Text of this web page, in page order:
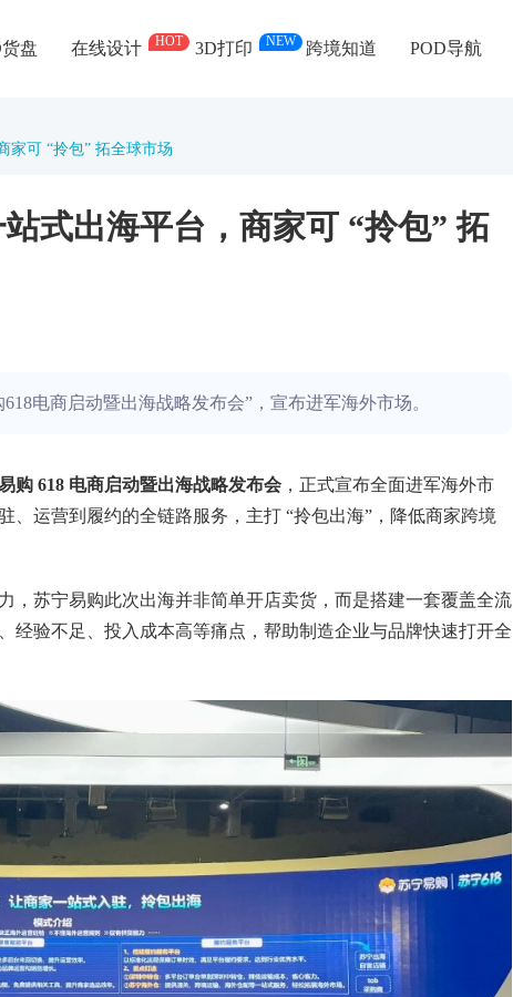
盘 在线设计 HOT 3D打印 NEW 跨境知道 POD导航
家可 “拎包” 拓全球市场
式出海平台，商家可 “拎包” 拓
电商启动暨出海战略发布会”，宣布进军海外市场。
购 618 电商启动暨出海战略发布会 ，正式宣布全面进军海外市
、运营到履约的全链路服务，主打 “拎包出海”，降低商家跨境
，苏宁易购此次出海并非简单开店卖货，而是搭建一套覆盖全流
经验不足、投入成本高等痛点，帮助制造企业与品牌快速打开全